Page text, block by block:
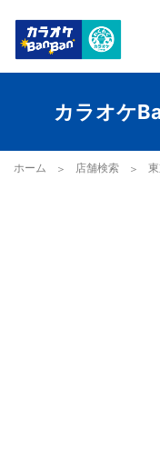
カラオケ
ホーム 店舗検索